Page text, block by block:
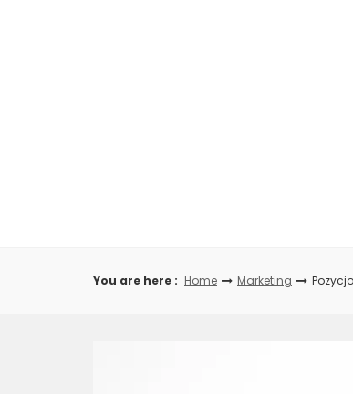
You are here : Home Marketing